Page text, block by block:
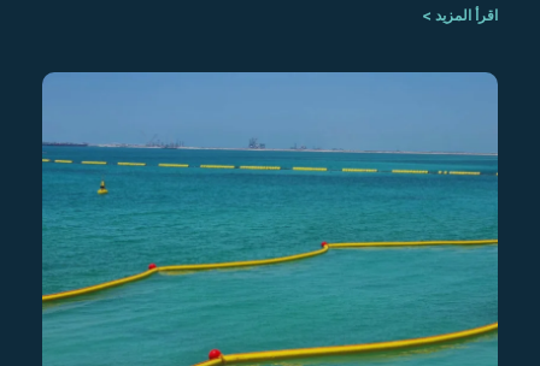
اقرأ المزيد >